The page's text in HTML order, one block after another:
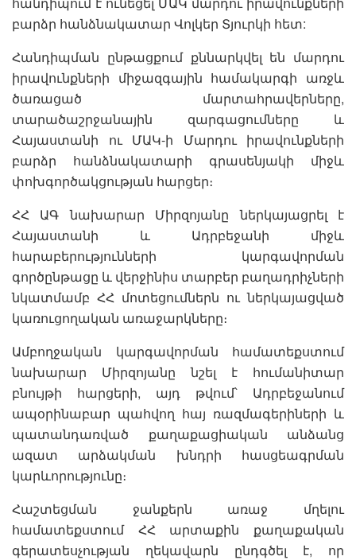
բարձր հանձնակատար Վոլկեր Տյուրկի հետ:
Հանդիպման ընթացքում քննարկվել են մարդու
իրավունքների միջազգային համակարգի առջև
ծառացած մարտահրավերները,
տարածաշրջանային զարգացումները և
Հայաստանի ու ՄԱԿ-ի Մարդու իրավունքների
բարձր հանձնակատարի գրասենյակի միջև
փոխգործակցության հարցեր։
ՀՀ ԱԳ նախարար Միրզոյանը ներկայացրել է
Հայաստանի և Ադրբեջանի միջև
հարաբերությունների կարգավորման
գործընթացը և վերջինիս տարբեր բաղադրիչների
նկատմամբ ՀՀ մոտեցումներն ու ներկայացված
կառուցողական առաջարկները։
Ամբողջական կարգավորման համատեքստում
նախարար Միրզոյանը նշել է հումանիտար
բնույթի հարցերի, այդ թվում՝ Ադրբեջանում
ապօրինաբար պահվող հայ ռազմագերիների և
պատանդառված քաղաքացիական անձանց
ազատ արձակման խնդրի հասցեագրման
կարևորությունը։
Հաշտեցման ջանքերն առաջ մղելու
համատեքստում ՀՀ արտաքին քաղաքական
գերատեսչության ղեկավարն ընդգծել է, որ